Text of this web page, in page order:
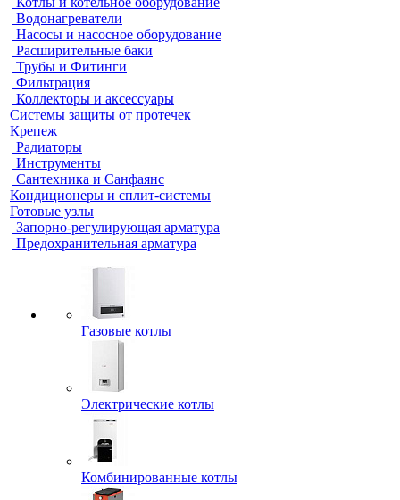
Водонагреватели
Насосы и насосное оборудование
Расширительные баки
Трубы и Фитинги
Фильтрация
Коллекторы и аксессуары
Системы защиты от протечек
Крепеж
Радиаторы
Инструменты
Сантехника и Санфаянс
Кондиционеры и сплит-системы
Готовые узлы
Запорно-регулирующая арматура
Предохранительная арматура
Газовые котлы
Электрические котлы
Комбинированные котлы